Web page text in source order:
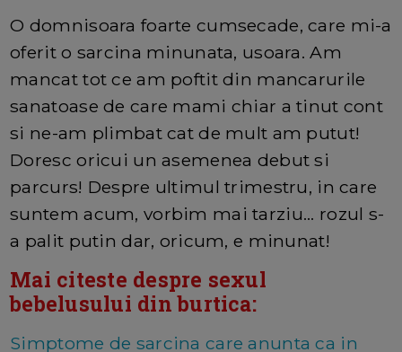
O domnisoara foarte cumsecade, care mi-a
oferit o sarcina minunata, usoara. Am
mancat tot ce am poftit din mancarurile
sanatoase de care mami chiar a tinut cont
si ne-am plimbat cat de mult am putut!
Doresc oricui un asemenea debut si
parcurs! Despre ultimul trimestru, in care
suntem acum, vorbim mai tarziu... rozul s-
a palit putin dar, oricum, e minunat!
Mai citeste despre sexul
bebelusului din burtica:
Simptome de sarcina care anunta ca in